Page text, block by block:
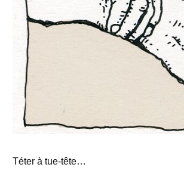
Téter à tue-tête…